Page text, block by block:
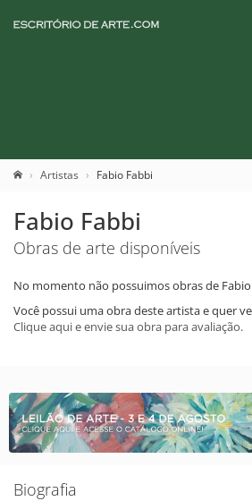
Artistas Fabio Fabbi
Fabio Fabbi
Obras de arte disponíveis
No momento não possuimos obras de
Você possui uma obra deste artista e quer
Clique aqui e envie sua obra para avaliação.
Biografia